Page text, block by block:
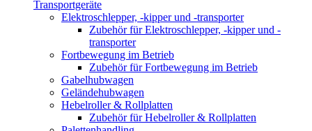
Transportgeräte
Elektroschlepper, -kipper und -transporter
Zubehör für Elektroschlepper, -kipper und -
transporter
Fortbewegung im Betrieb
Zubehör für Fortbewegung im Betrieb
Gabelhubwagen
Geländehubwagen
Hebelroller & Rollplatten
Zubehör für Hebelroller & Rollplatten